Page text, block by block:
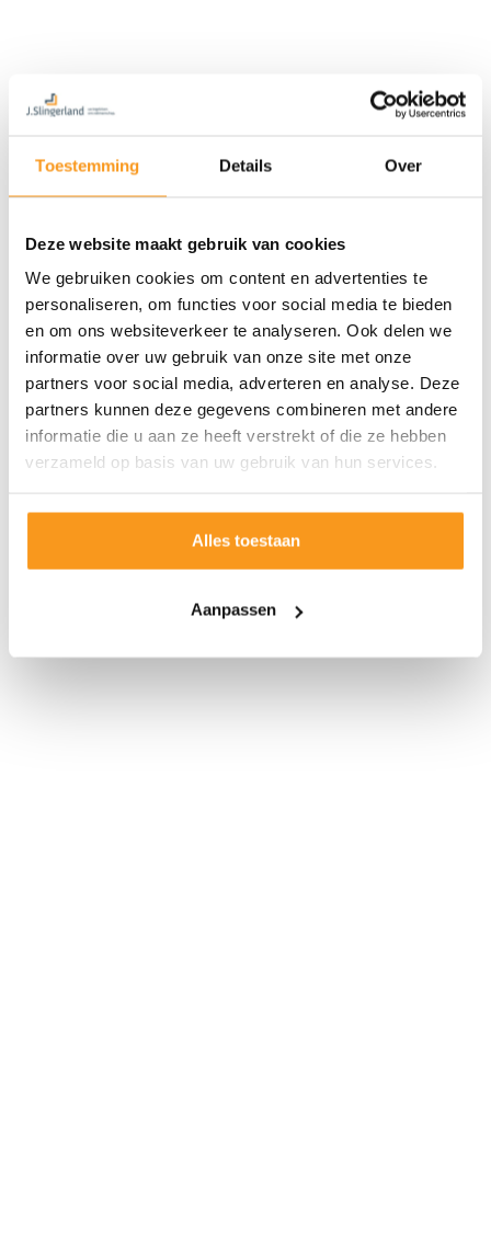
Toestemming Details Over
Deze website maakt gebruik van cookies
We gebruiken cookies om content en advertenties te
personaliseren, om functies voor social media te bieden
en om ons websiteverkeer te analyseren. Ook delen we
informatie over uw gebruik van onze site met onze
partners voor social media, adverteren en analyse. Deze
partners kunnen deze gegevens combineren met andere
informatie die u aan ze heeft verstrekt of die ze hebben
verzameld op basis van uw gebruik van hun services.
Alles toestaan
Aanpassen